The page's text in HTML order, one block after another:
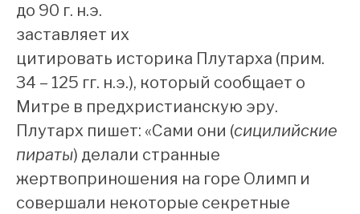
до 90 г. н.э.
заставляет их
цитировать историка Плутарха (прим.
34 – 125 гг. н.э.), который сообщает о
Митре в предхристианскую эру.
Плутарх пишет: «Сами они (сицилийские
пираты) делали странные
жертвоприношения на горе Олимп и
совершали некоторые секретные